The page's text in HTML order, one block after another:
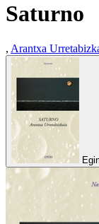
Saturno
, Arantxa